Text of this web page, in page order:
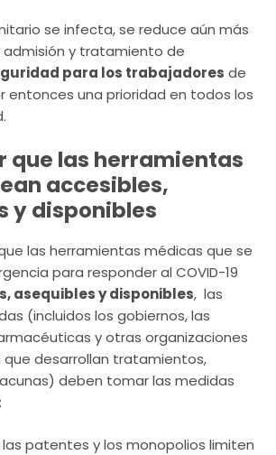
se infecta, se reduce aún más
y tratamiento de
para los trabajadores de
entonces una prioridad en todos los
que las herramientas
accesibles,
y disponibles
las herramientas médicas que se
para responder al COVID-19
asequibles y disponibles, las
(incluidos los gobiernos, las
y otras organizaciones
desarrollan tratamientos,
deben tomar las medidas
patentes y los monopolios limiten